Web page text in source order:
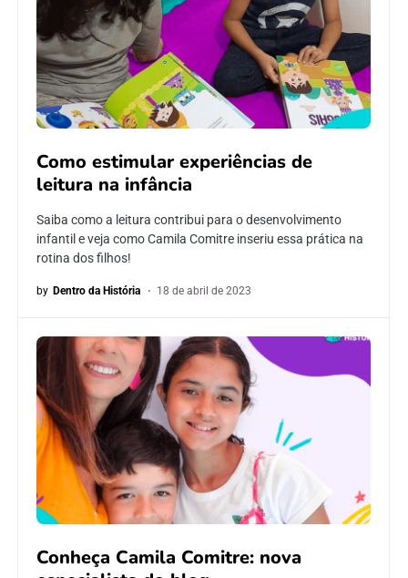
Como estimular experiências de
leitura na infância
Saiba como a leitura contribui para o desenvolvimento
infantil e veja como Camila Comitre inseriu essa prática na
rotina dos filhos!
by Dentro da História 18 de abril de 2023
Conheça Camila Comitre: nova